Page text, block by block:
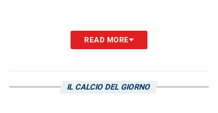
READ MORE
IL CALCIO DEL GIORNO